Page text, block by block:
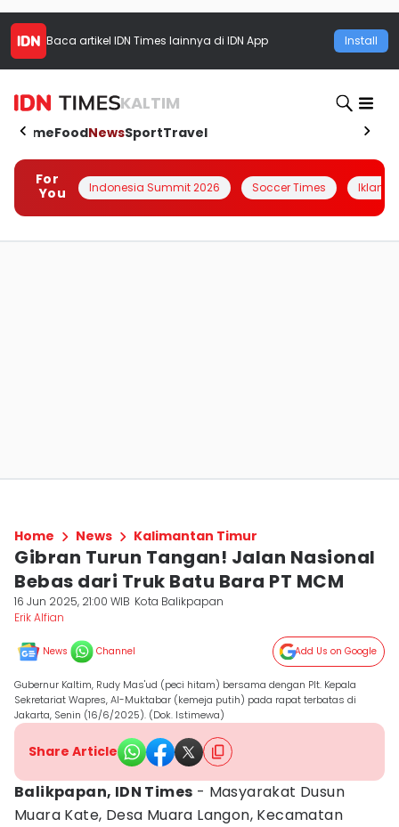
Baca artikel IDN Times lainnya di IDN App Install
KALTIM
HomeFoodNewsSportTravel
For
You
Indonesia Summit 2026 Soccer Times Iklanin
Home News Kalimantan Timur
Gibran Turun Tangan! Jalan Nasional
Bebas dari Truk Batu Bara PT MCM
16 Jun 2025, 21:00 WIB Kota Balikpapan
Erik Alfian
News Channel Add Us on Google
Gubernur Kaltim, Rudy Mas'ud (peci hitam) bersama dengan Plt. Kepala
Sekretariat Wapres, Al-Muktabar (kemeja putih) pada rapat terbatas di
Jakarta, Senin (16/6/2025). (Dok. Istimewa)
Share Article
Balikpapan, IDN Times - Masyarakat Dusun
Muara Kate, Desa Muara Langon, Kecamatan